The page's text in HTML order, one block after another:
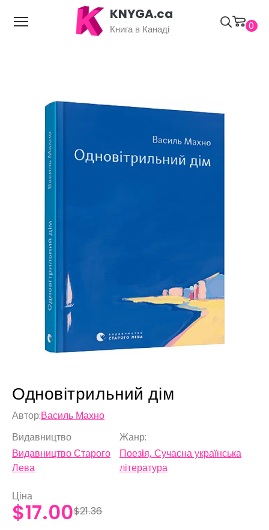
KNYGA.ca
Книга в Канаді 0
Одновітрильний дім
Автор:Василь Махно
Видавництво
Видавництво Старого
Лева
Жанр:
Поезiя, Сучасна українська
література
Ціна
$17.00$21.36